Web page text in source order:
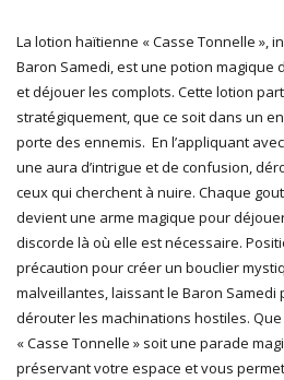
La lotion haïtienne « Casse Tonnelle »,
Baron Samedi, est une potion magique
et déjouer les complots. Cette lotion
stratégiquement, que ce soit dans un
porte des ennemis. En l’appliquant
une aura d’intrigue et de confusion,
ceux qui cherchent à nuire. Chaque
devient une arme magique pour
discorde là où elle est nécessaire.
précaution pour créer un bouclier
malveillantes, laissant le Baron
dérouter les machinations hostiles.
« Casse Tonnelle » soit une parade
préservant votre espace et vous